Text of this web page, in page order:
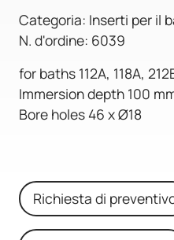
Categoria: Inserti per il
N. d'ordine: 6039
for baths 112A, 118A,
Immersion depth 100
Bore holes 46 x Ø18
Richiesta di